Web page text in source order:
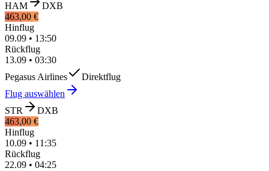
HAM
DXB
463,00 €
Hinflug
09.09 • 13:50
Rückflug
13.09 • 03:30
Pegasus Airlines
Direktflug
Flug auswählen
STR
DXB
463,00 €
Hinflug
10.09 • 11:35
Rückflug
22.09 • 04:25